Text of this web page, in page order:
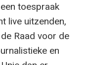
toespraak
live uitzenden,
Raad voor de
en